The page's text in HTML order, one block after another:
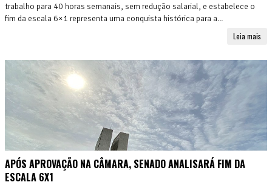
trabalho para 40 horas semanais, sem redução salarial, e estabelece o
fim da escala 6×1 representa uma conquista histórica para a...
Leia mais
APÓS APROVAÇÃO NA CÂMARA, SENADO ANALISARÁ FIM DA
ESCALA 6X1